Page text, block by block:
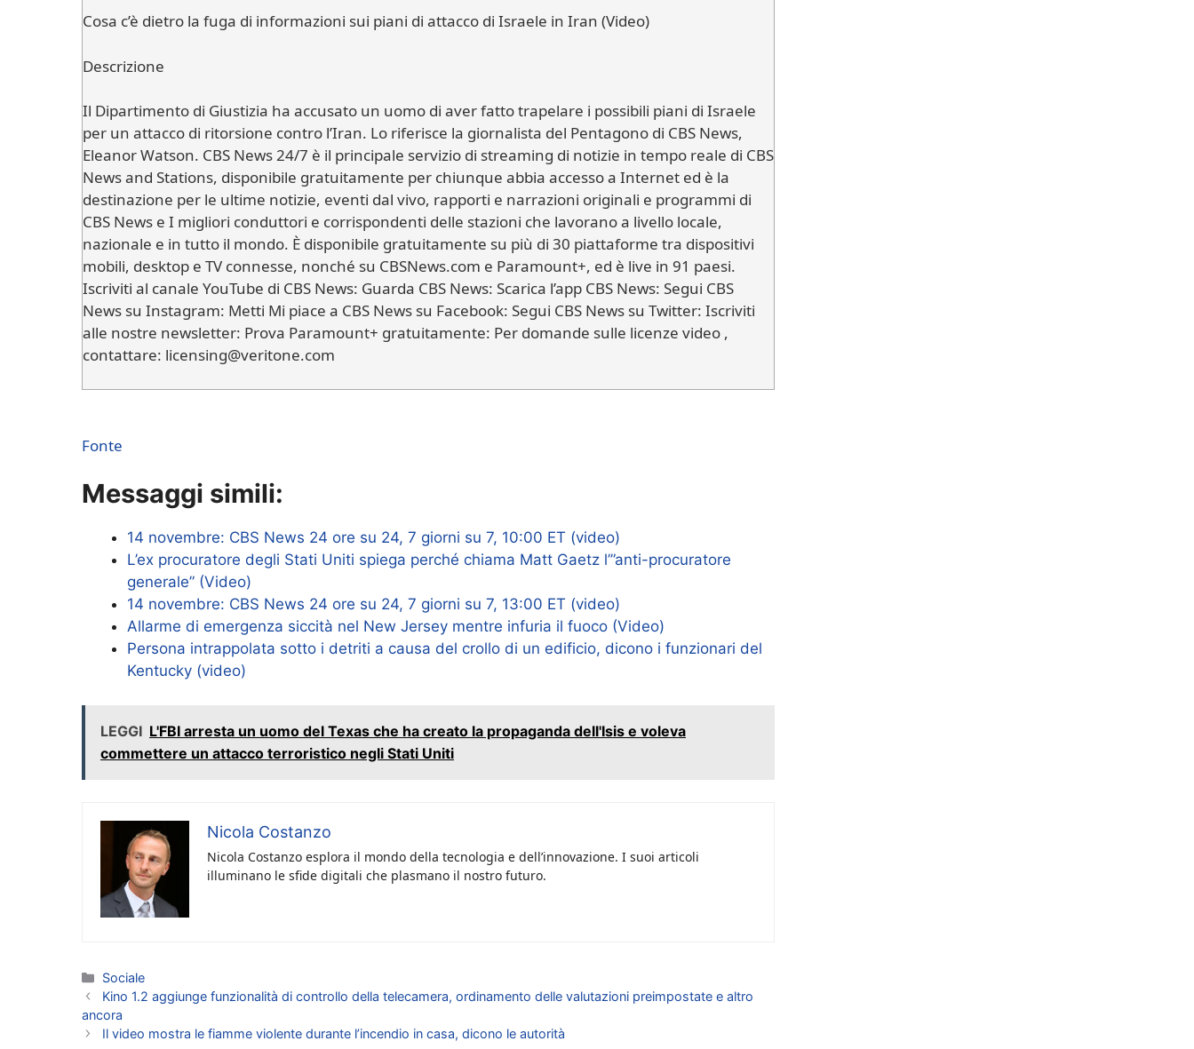
Cosa c’è dietro la fuga di informazioni sui piani di attacco di Israele in Iran (Video)
Descrizione
Il Dipartimento di Giustizia ha accusato un uomo di aver fatto trapelare i possibili piani di Israele
per un attacco di ritorsione contro l’Iran. Lo riferisce la giornalista del Pentagono di CBS News,
Eleanor Watson. CBS News 24/7 è il principale servizio di streaming di notizie in tempo reale di CBS
News and Stations, disponibile gratuitamente per chiunque abbia accesso a Internet ed è la
destinazione per le ultime notizie, eventi dal vivo, rapporti e narrazioni originali e programmi di
CBS News e I migliori conduttori e corrispondenti delle stazioni che lavorano a livello locale,
nazionale e in tutto il mondo. È disponibile gratuitamente su più di 30 piattaforme tra dispositivi
mobili, desktop e TV connesse, nonché su CBSNews.com e Paramount+, ed è live in 91 paesi.
Iscriviti al canale YouTube di CBS News: Guarda CBS News: Scarica l’app CBS News: Segui CBS
News su Instagram: Metti Mi piace a CBS News su Facebook: Segui CBS News su Twitter: Iscriviti
alle nostre newsletter: Prova Paramount+ gratuitamente: Per domande sulle licenze video ,
contattare: licensing@veritone.com
Fonte
Messaggi simili:
14 novembre: CBS News 24 ore su 24, 7 giorni su 7, 10:00 ET (video)
L’ex procuratore degli Stati Uniti spiega perché chiama Matt Gaetz l’”anti-procuratore
generale” (Video)
14 novembre: CBS News 24 ore su 24, 7 giorni su 7, 13:00 ET (video)
Allarme di emergenza siccità nel New Jersey mentre infuria il fuoco (Video)
Persona intrappolata sotto i detriti a causa del crollo di un edificio, dicono i funzionari del
Kentucky (video)
LEGGI L'FBI arresta un uomo del Texas che ha creato la propaganda dell'Isis e voleva
commettere un attacco terroristico negli Stati Uniti
Nicola Costanzo
Nicola Costanzo esplora il mondo della tecnologia e dell’innovazione. I suoi articoli
illuminano le sfide digitali che plasmano il nostro futuro.
Categorie
Sociale
Kino 1.2 aggiunge funzionalità di controllo della telecamera, ordinamento delle valutazioni preimpostate e altro
ancora
Il video mostra le fiamme violente durante l’incendio in casa, dicono le autorità